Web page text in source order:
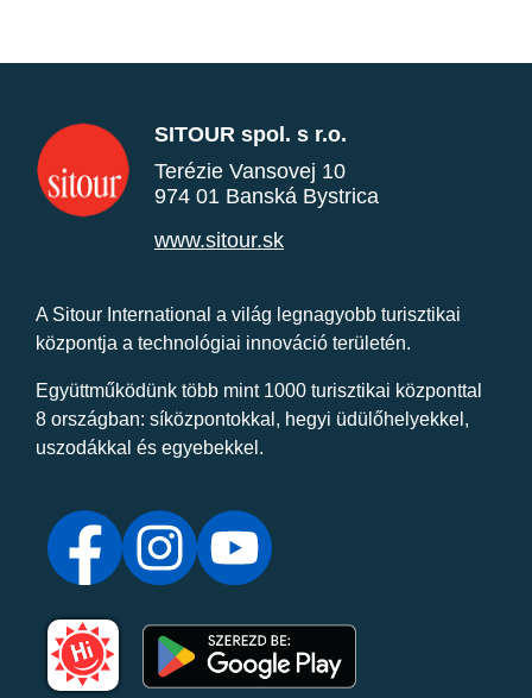
SITOUR spol. s r.o.
Terézie Vansovej 10
974 01 Banská Bystrica
www.sitour.sk
A Sitour International a világ legnagyobb turisztikai
központja a technológiai innováció területén.
Együttműködünk több mint 1000 turisztikai központtal
8 országban: síközpontokkal, hegyi üdülőhelyekkel,
uszodákkal és egyebekkel.